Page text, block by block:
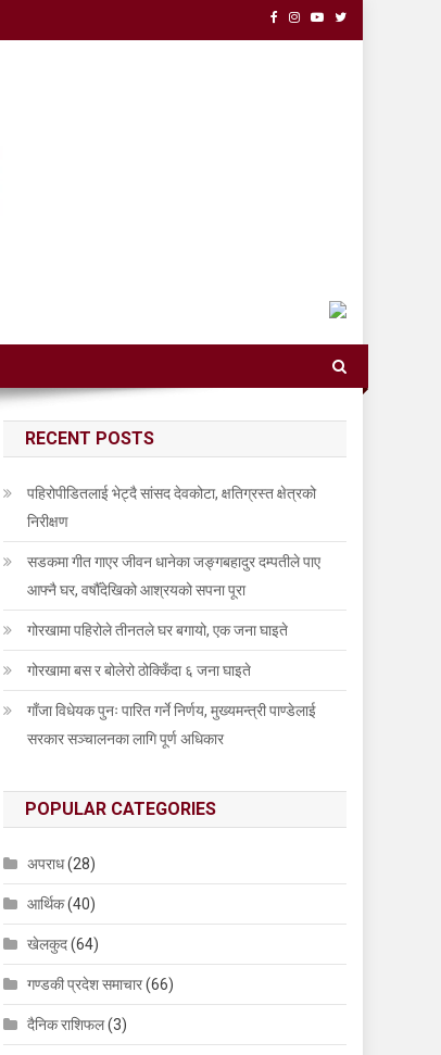
RECENT POSTS
पहिरोपीडितलाई भेट्दै सांसद देवकोटा, क्षतिग्रस्त क्षेत्रको
निरीक्षण
सडकमा गीत गाएर जीवन धानेका जङ्गबहादुर दम्पतीले पाए
आफ्नै घर, वर्षौँदेखिको आश्रयको सपना पूरा
गोरखामा पहिरोले तीनतले घर बगायो, एक जना घाइते
गोरखामा बस र बोलेरो ठोक्किँदा ६ जना घाइते
गाँजा विधेयक पुनः पारित गर्ने निर्णय, मुख्यमन्त्री पाण्डेलाई
सरकार सञ्चालनका लागि पूर्ण अधिकार
POPULAR CATEGORIES
अपराध(28)
आर्थिक(40)
खेलकुद(64)
गण्डकी प्रदेश समाचार(66)
दैनिक राशिफल(3)